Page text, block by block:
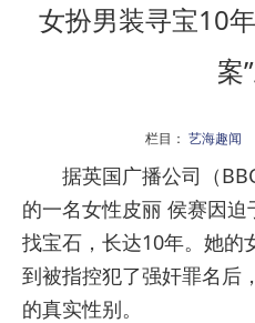
女扮男装寻宝10
案
栏目： 艺海趣闻
据英国广播公司（
的一名女性皮丽 侯赛因
找宝石，长达10年。她的
到被指控犯了强奸罪名后
的真实性别。